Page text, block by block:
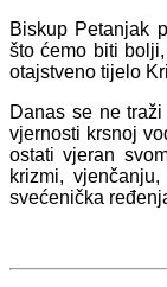
Biskup Petanjak
što ćemo biti
otajstveno tijelo
Danas se ne
vjernosti krsnoj
ostati vjeran
krizmi,
svećenička